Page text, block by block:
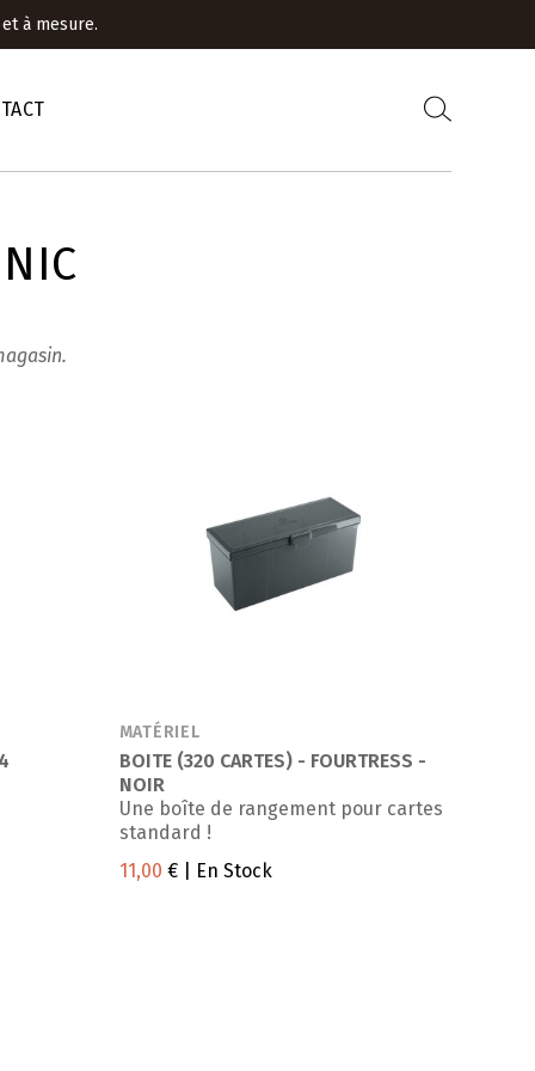
à mesure.
MATÉRIEL
BOITE (320 CARTES) - FOURTRESS -
NOIR
Une boîte de rangement pour cartes
standard !
11,00 € | En Stock